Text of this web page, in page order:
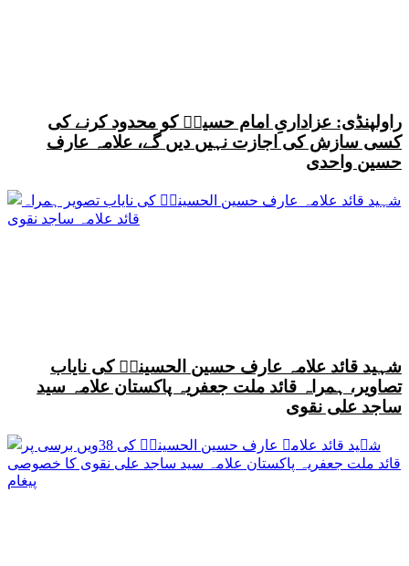
راولپنڈی: عزاداریِ امام حسینؑ کو محدود کرنے کی
کسی سازش کی اجازت نہیں دیں گے، علامہ عارف
حسین واحدی
شہید قائد علامہ عارف حسین الحسینیؒ کی نایاب
تصاویر، ہمراہ قائد ملت جعفریہ پاکستان علامہ سید
ساجد علی نقوی